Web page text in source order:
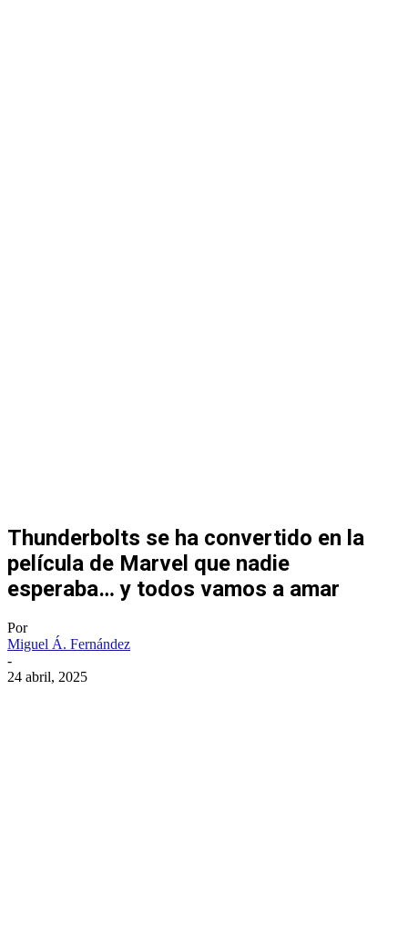
Thunderbolts se ha convertido en la
película de Marvel que nadie
esperaba… y todos vamos a amar
Por
Miguel Á. Fernández
-
24 abril, 2025